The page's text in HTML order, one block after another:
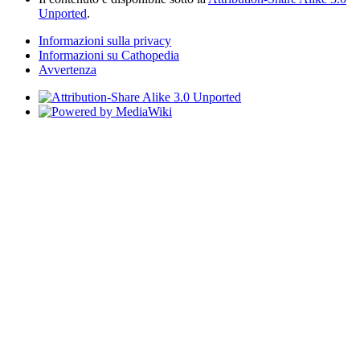
Unported.
Informazioni sulla privacy
Informazioni su Cathopedia
Avvertenza